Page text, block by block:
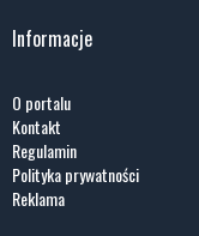
Informacje
O portalu
Kontakt
Regulamin
Polityka prywatności
Reklama